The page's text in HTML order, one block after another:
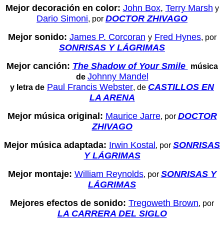
Mejor decoración en color: John Box, Terry Marsh y
Dario Simoni, por DOCTOR ZHIVAGO
Mejor sonido: James P. Corcoran y Fred Hynes, por
SONRISAS Y LÁGRIMAS
Mejor canción: The Shadow of Your Smile
música
de Johnny Mandel
y letra de Paul Francis Webster, de CASTILLOS EN
LA ARENA
Mejor música original: Maurice Jarre, por DOCTOR
ZHIVAGO
Mejor música adaptada: Irwin Kostal, por SONRISAS
Y LÁGRIMAS
Mejor montaje: William Reynolds, por SONRISAS Y
LÁGRIMAS
Mejores efectos de sonido: Tregoweth Brown, por
LA CARRERA DEL SIGLO